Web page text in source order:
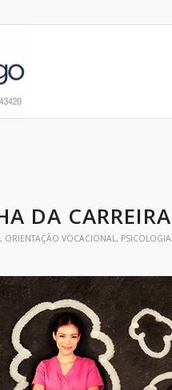
DA CARREIRA
, ORIENTAÇÃO VOCACIONAL, PSICOLOGIA